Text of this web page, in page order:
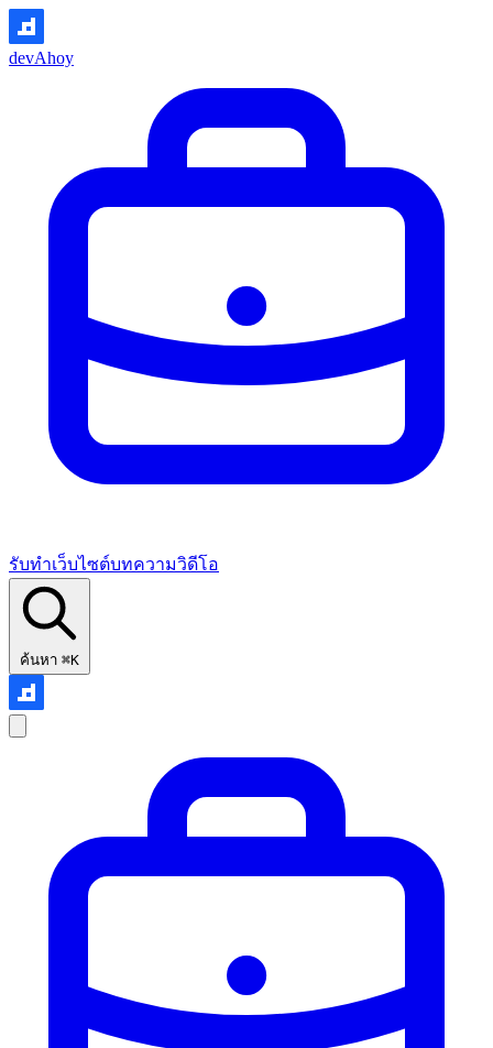
devAhoy
รับทำเว็บไซต์บทความวิดีโอ
ค้นหา ⌘K